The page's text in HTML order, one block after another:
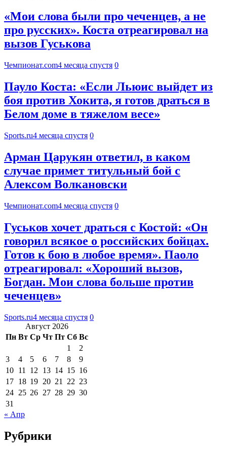
«Мои слова были про чеченцев, а не
про русских». Коста отреагировал на
вызов Гуськова
Чемпионат.com4 месяца спустя 0
Пауло Коста: «Если Льюис выйдет из
боя против Хокита, я готов драться в
Белом доме в тяжелом весе»
Sports.ru4 месяца спустя 0
Арман Царукян ответил, в каком
случае примет титульный бой с
Алексом Волкановски
Чемпионат.com4 месяца спустя 0
Гуськов хочет драться с Костой: «Он
говорил всякое о российских бойцах.
Готов к бою в любое время». Паоло
отреагировал: «Хороший вызов,
Богдан. Мои слова больше против
чеченцев»
Sports.ru4 месяца спустя 0
Август 2026
Пн Вт Ср Чт Пт Сб Вс
1
2
3
4 5 6 7 8
9
10 11 12 13 14 15 16
17 18 19 20 21 22 23
24 25 26 27 28 29 30
31
« Апр
Рубрики